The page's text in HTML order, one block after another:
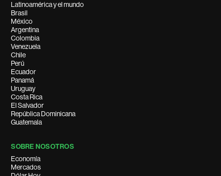
Latinoamérica y el mundo
Brasil
México
Argentina
Colombia
Venezuela
Chile
Perú
Ecuador
Panamá
Uruguay
Costa Rica
El Salvador
República Dominicana
Guatemala
SOBRE NOSOTROS
Economía
Mercados